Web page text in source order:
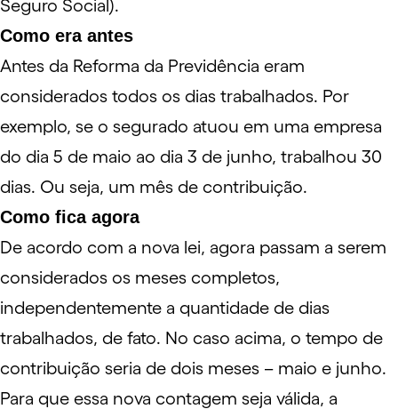
Seguro Social).
Como era antes
Antes da Reforma da Previdência eram
considerados todos os dias trabalhados. Por
exemplo, se o segurado atuou em uma empresa
do dia 5 de maio ao dia 3 de junho, trabalhou 30
dias. Ou seja, um mês de contribuição.
Como fica agora
De acordo com a nova lei, agora passam a serem
considerados os meses completos,
independentemente a quantidade de dias
trabalhados, de fato. No caso acima, o tempo de
contribuição seria de dois meses – maio e junho.
Para que essa nova contagem seja válida, a